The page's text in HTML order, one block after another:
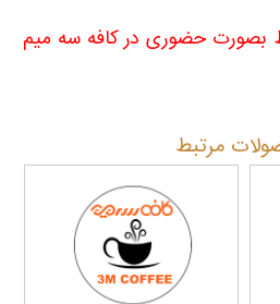
بصورت حضوری در کافه سه میم
مرتبط